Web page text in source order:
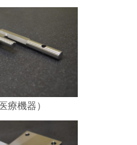
療機器）